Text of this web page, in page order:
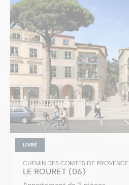
LIVRÉ
CHEMIN DES COMTES DE PROVENCE
LE ROURET (06)